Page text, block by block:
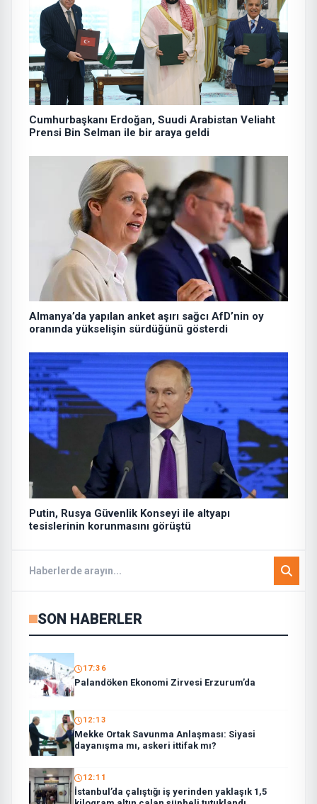
Cumhurbaşkanı Erdoğan, Suudi Arabistan Veliaht
Prensi Bin Selman ile bir araya geldi
Almanya’da yapılan anket aşırı sağcı AfD’nin oy
oranında yükselişin sürdüğünü gösterdi
Putin, Rusya Güvenlik Konseyi ile altyapı
tesislerinin korunmasını görüştü
SON HABERLER
17:36
Palandöken Ekonomi Zirvesi Erzurum’da
12:13
Mekke Ortak Savunma Anlaşması: Siyasi
dayanışma mı, askeri ittifak mı?
12:11
İstanbul’da çalıştığı iş yerinden yaklaşık 1,5